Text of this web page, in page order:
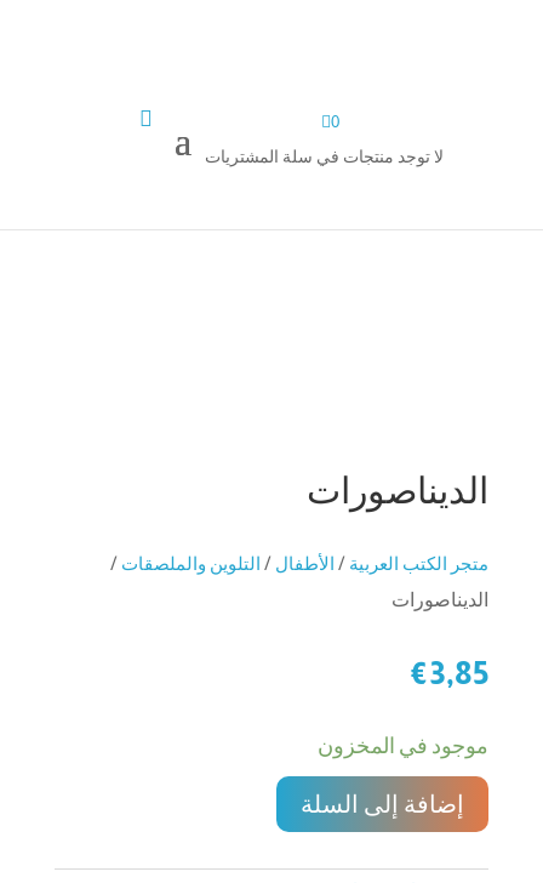
0
لا توجد منتجات في سلة المشتريات

الديناصورات
متجر الكتب العربية / الأطفال / التلوين والملصقات /
الديناصورات
€3,85
موجود في المخزون
إضافة إلى السلة